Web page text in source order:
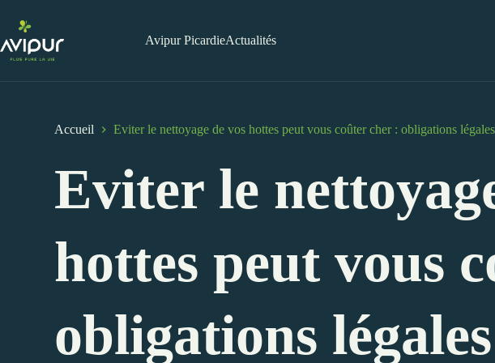
contenu
Avipur PicardieActualités
Accueil Eviter le nettoyage de vos hottes peut vous coûter cher : obligations
Eviter le
hottes peut vous
obligations